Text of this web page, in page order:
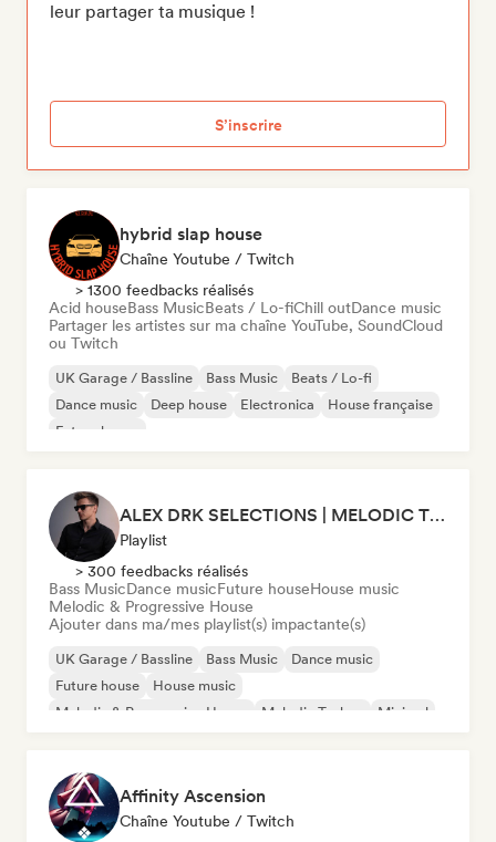
leur partager ta musique !
S’inscrire
hybrid slap house
Chaîne Youtube / Twitch
> 1300 feedbacks réalisés
Acid houseBass MusicBeats / Lo-fiChill outDance music
Partager les artistes sur ma chaîne YouTube, SoundCloud
ou Twitch
UK Garage / Bassline Bass Music
Beats / Lo-fi
Dance music
Deep house Electronica
House française
Future house
ALEX DRK SELECTIONS | MELODIC TECHNO | TECH HOUSE | BASS HOUSE
Playlist
> 300 feedbacks réalisés
Bass MusicDance musicFuture houseHouse music
Melodic & Progressive House
Ajouter dans ma/mes playlist(s) impactante(s)
UK Garage / Bassline Bass Music
Dance music
Future house
House music
Melodic & Progressive House
Melodic Techno Minimal
Affinity Ascension
Chaîne Youtube / Twitch